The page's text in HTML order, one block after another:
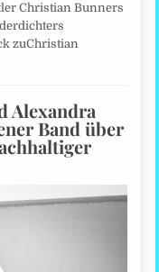
Christian Bunners
zuChristian
Alexandra
Band über